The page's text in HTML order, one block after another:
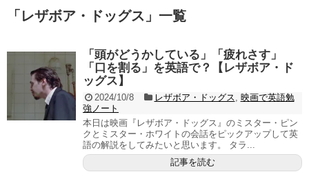
「 レザボア・ドッグス 」 一覧
「頭がどうかしている」「疲れさす」
「口を割る」を英語で？【レザボア・ド
ッグス】
2024/10/8 レザボア・ドッグス
映画で英語勉
強ノート
本日は映画『レザボア・ドッグス』のミスター・ピン
クとミスター・ホワイトの会話をピックアップして英
語の解説をしてみたいと思います。 タラ...
記事を読む